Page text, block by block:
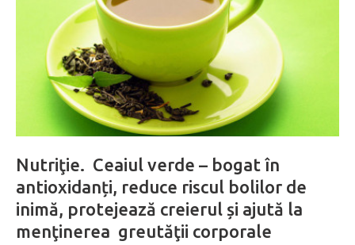
Nutriţie. Ceaiul verde – bogat în
antioxidanți, reduce riscul bolilor de
inimă, protejează creierul și ajută la
menţinerea greutăţii corporale